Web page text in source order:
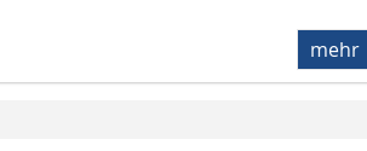
mehr